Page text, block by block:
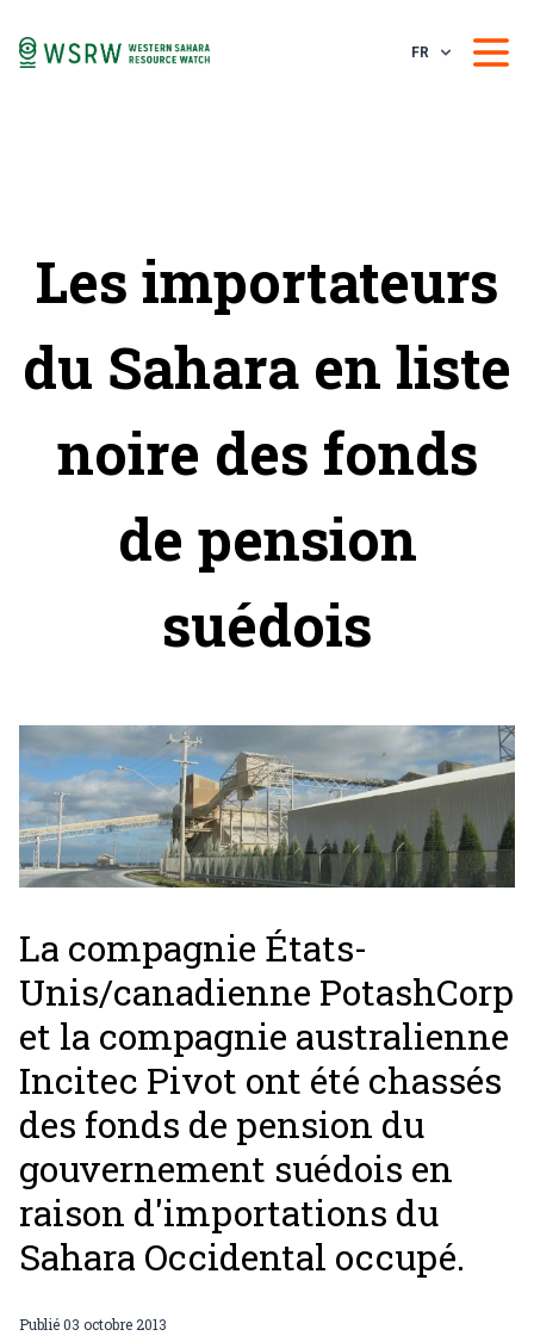
FR
Les importateurs
du Sahara en liste
noire des fonds
de pension
suédois
La compagnie États-
Unis/canadienne PotashCorp
et la compagnie australienne
Incitec Pivot ont été chassés
des fonds de pension du
gouvernement suédois en
raison d'importations du
Sahara Occidental occupé.
Publié03 octobre 2013